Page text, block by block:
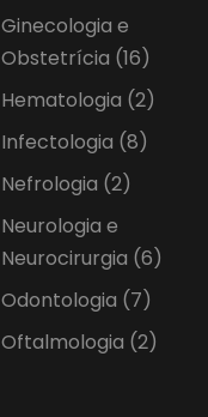
Ginecologia e
Obstetrícia (16)
Hematologia (2)
Infectologia (8)
Nefrologia (2)
Neurologia e
Neurocirurgia (6)
Odontologia (7)
Oftalmologia (2)